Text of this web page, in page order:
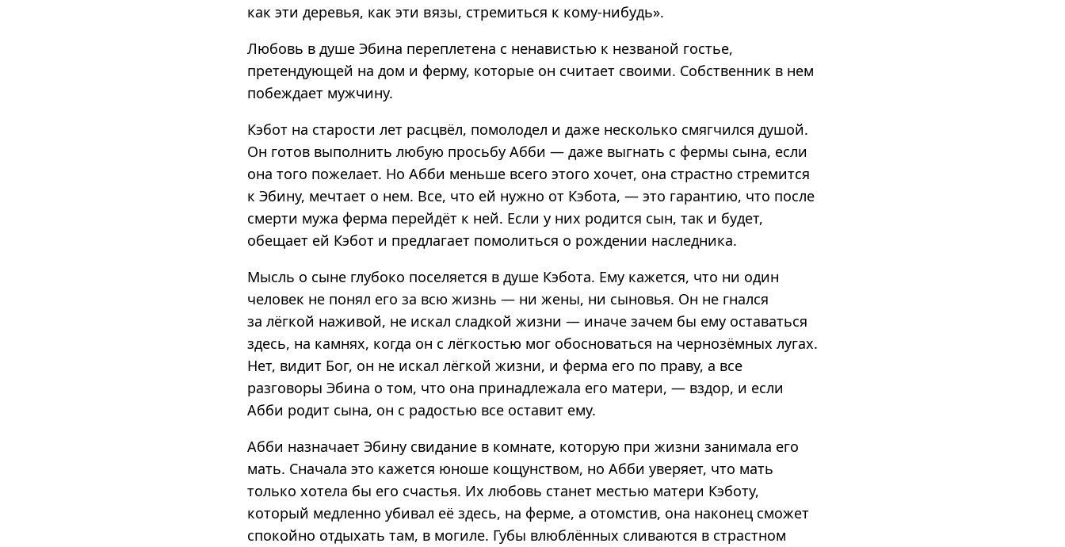
как эти деревья, как эти вязы, стремиться к кому-нибудь».
Любовь в душе Эбина переплетена с ненавистью к незваной гостье,
претендующей на дом и ферму, которые он считает своими. Собственник в нем
побеждает мужчину.
Кэбот на старости лет расцвёл, помолодел и даже несколько смягчился душой.
Он готов выполнить любую просьбу Абби — даже выгнать с фермы сына, если
она того пожелает. Но Абби меньше всего этого хочет, она страстно стремится
к Эбину, мечтает о нем. Все, что ей нужно от Кэбота, — это гарантию, что после
смерти мужа ферма перейдёт к ней. Если у них родится сын, так и будет,
обещает ей Кэбот и предлагает помолиться о рождении наследника.
Мысль о сыне глубоко поселяется в душе Кэбота. Ему кажется, что ни один
человек не понял его за всю жизнь — ни жены, ни сыновья. Он не гнался
за лёгкой наживой, не искал сладкой жизни — иначе зачем бы ему оставаться
здесь, на камнях, когда он с лёгкостью мог обосноваться на чернозёмных лугах.
Нет, видит Бог, он не искал лёгкой жизни, и ферма его по праву, а все
разговоры Эбина о том, что она принадлежала его матери, — вздор, и если
Абби родит сына, он с радостью все оставит ему.
Абби назначает Эбину свидание в комнате, которую при жизни занимала его
мать. Сначала это кажется юноше кощунством, но Абби уверяет, что мать
только хотела бы его счастья. Их любовь станет местью матери Кэботу,
который медленно убивал её здесь, на ферме, а отомстив, она наконец сможет
спокойно отдыхать там, в могиле. Губы влюблённых сливаются в страстном